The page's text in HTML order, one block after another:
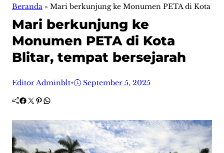
Beranda » Mari berkunjung ke Monumen PETA di Kota
Mari berkunjung ke
Monumen PETA di Kota
Blitar, tempat bersejarah
Editor Adminblt• September 5, 2025
Facebook Twitter Pinterest WhatsApp